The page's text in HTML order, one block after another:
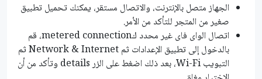
الجهاز متصل بالإنترنت، والاتصال مستقر، يمكنك تحميل تطبيق
صغير من المتجر للتأكد من الأمر.
اتصال الواى فاى غير محدد كmetered connection، قم
بالدخول إلى تطبيق الإعدادات ثم Network & Internet ثم
التبويب Wi-Fi، بعد ذلك اضغط على الزر details وتأكد من أن